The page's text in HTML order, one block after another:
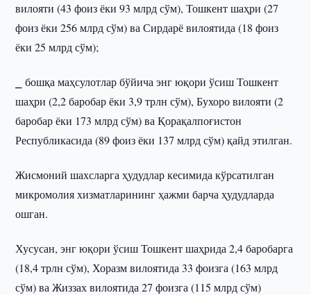
вилояти (43 фоиз ёки 93 млрд сўм), Тошкент шаҳри (27
фоиз ёки 256 млрд сўм) ва Сирдарё вилоятида (18 фоиз
ёки 25 млрд сўм);
⎯ бошқа маҳсулотлар бўйича энг юқори ўсиш Тошкент
шаҳри (2,2 баробар ёки 3,9 трлн сўм), Бухоро вилояти (2
баробар ёки 173 млрд сўм) ва Қорақалпоғистон
Республикасида (89 фоиз ёки 137 млрд сўм) қайд этилган.
Жисмоний шахсларга ҳудудлар кесимида кўрсатилган
микромолия хизматларининг ҳажми барча ҳудудларда
ошган.
Хусусан, энг юқори ўсиш Тошкент шаҳрида 2,4 баробарга
(18,4 трлн сўм), Хоразм вилоятида 33 фоизга (163 млрд
сўм) ва Жиззах вилоятида 27 фоизга (115 млрд сўм)